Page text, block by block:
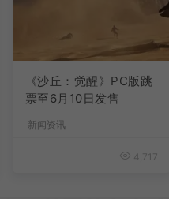
《沙丘：觉醒》PC版跳
票至6月10日发售
新闻资讯
4,717